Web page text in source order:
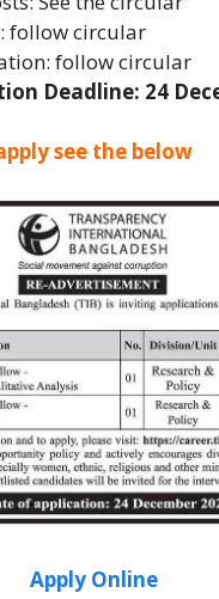
follow circular
follow circular
Deadline: 24
see the below
Apply Online